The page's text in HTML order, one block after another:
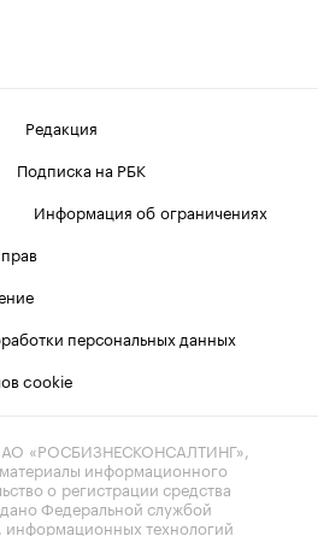
Редакция
Подписка на РБК
Информация об ограничениях
персональных данных
cookie
«РОСБИЗНЕСКОНСАЛТИНГ»,
информационного
о регистрации средства
Федеральной службой
информационных технологий